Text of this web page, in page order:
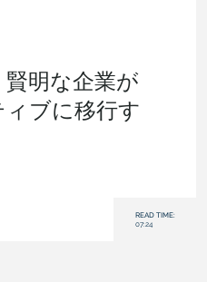
賢明な企業が
ブに移行す
READ TIME:
07:24